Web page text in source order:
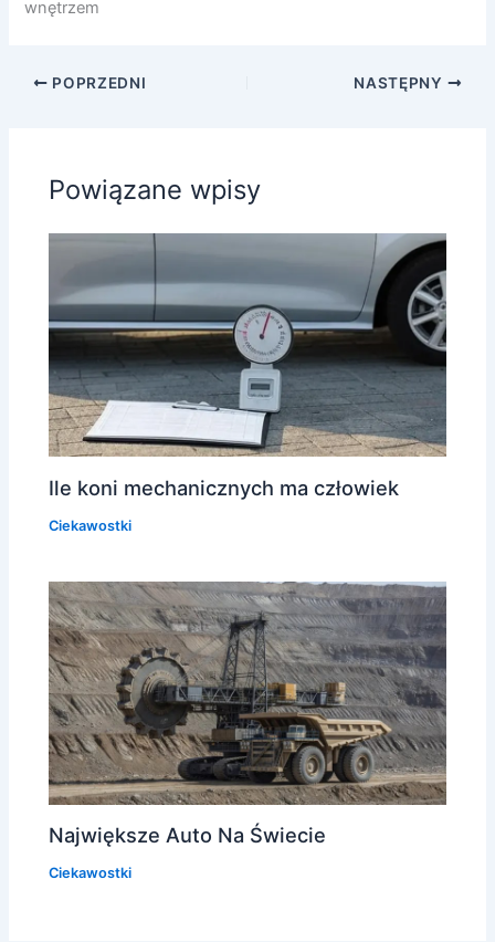
wnętrzem
POPRZEDNI NASTĘPNY
Powiązane wpisy
Ile koni mechanicznych ma człowiek
Ciekawostki
Największe Auto Na Świecie
Ciekawostki